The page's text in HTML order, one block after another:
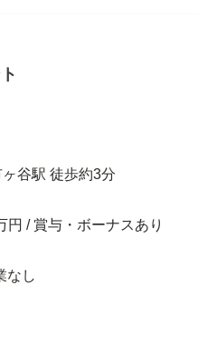
谷駅 徒歩約3分
円 / 賞与・ボーナスあり
なし